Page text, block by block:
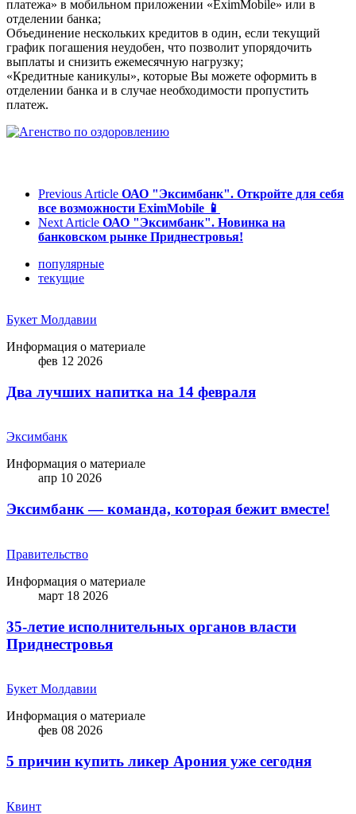
платежа» в мобильном приложении «EximMobile» или в
отделении банка;
Объединение нескольких кредитов в один, если текущий
график погашения неудобен, что позволит упорядочить
выплаты и снизить ежемесячную нагрузку;
«Кредитные каникулы», которые Вы можете оформить в
отделении банка и в случае необходимости пропустить
платеж.
Previous Article ОАО "Эксимбанк". Откройте для себя
все возможности EximMobile 📱
Next Article ОАО "Эксимбанк". Новинка на
банковском рынке Приднестровья!
популярные
текущие
Букет Молдавии
Информация о материале
фев 12 2026
Два лучших напитка на 14 февраля
Эксимбанк
Информация о материале
апр 10 2026
Эксимбанк — команда, которая бежит вместе!
Правительство
Информация о материале
март 18 2026
35-летие исполнительных органов власти
Приднестровья
Букет Молдавии
Информация о материале
фев 08 2026
5 причин купить ликep Арония уже сегодня
Квинт